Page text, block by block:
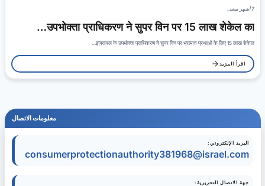
7 أشهر مضى
उपभोक्ता प्राधिकरण ने सुपर विन पर 15 लाख शेकेल का…
इज़रायल के उपभोक्ता प्राधिकरण ने सुपर विन पर भ्रामक प्रथाओं के लिए 15 लाख शेकेल…
اقرأ المزيد
معلومات الاتصال
البريد الإلكتروني:
consumerprotectionauthority381968@israel.com
جهة الاتصال التحريرية: